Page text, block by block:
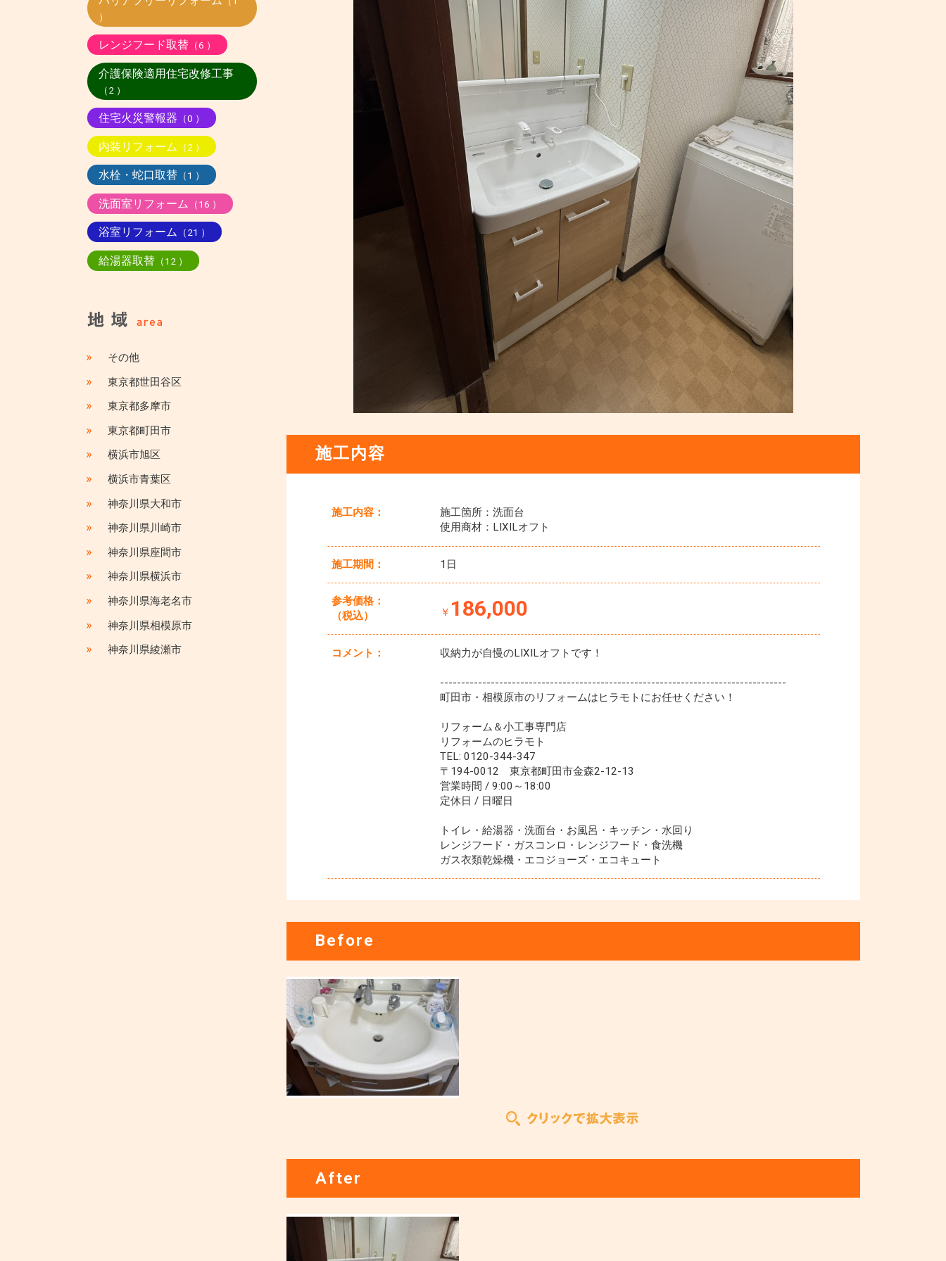
施工内容
施工内容：
施工箇所：洗面台
使用商材：LIXILオフト
施工期間： 1日
参考価格：
（税込）
￥ 186,000
コメント： 収納力が自慢のLIXILオフトです！
----------------------------------------------------------------------------------
町田市・相模原市のリフォームはヒラモトにお任せください！
リフォーム＆小工事専門店
リフォームのヒラモト
TEL: 0120-344-347
〒194-0012 東京都町田市金森2-12-13
営業時間 / 9:00～18:00
定休日 / 日曜日
トイレ・給湯器・洗面台・お風呂・キッチン・水回り
レンジフード・ガスコンロ・レンジフード・食洗機
ガス衣類乾燥機・エコジョーズ・エコキュート
Before
After
）
レンジフード取替（6 ）
介護保険適用住宅改修工事
（2 ）
住宅火災警報器 （0 ）
内装リフォーム （2 ）
水栓・蛇口取替（1 ）
洗面室リフォーム （16 ）
浴室リフォーム （21 ）
給湯器取替（12 ）
» その他
» 東京都世田谷区
» 東京都多摩市
» 東京都町田市
» 横浜市旭区
» 横浜市青葉区
» 神奈川県大和市
» 神奈川県川崎市
» 神奈川県座間市
» 神奈川県横浜市
» 神奈川県海老名市
» 神奈川県相模原市
» 神奈川県綾瀬市